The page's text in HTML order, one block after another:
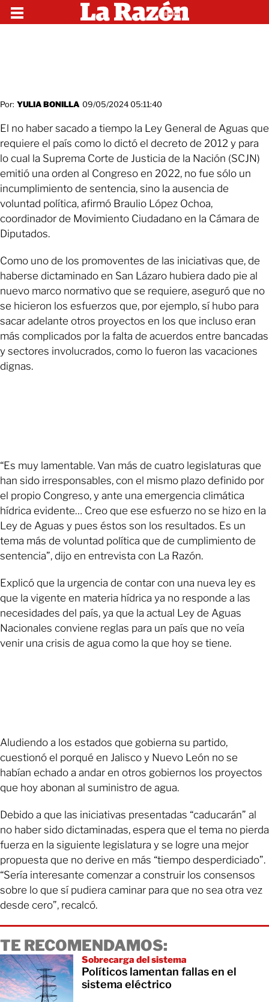
Por: YULIA BONILLA 09/05/2024 05:11:40
El no haber sacado a tiempo la Ley General de Aguas que
requiere el país como lo dictó el decreto de 2012 y para
lo cual la Suprema Corte de Justicia de la Nación (SCJN)
emitió una orden al Congreso en 2022, no fue sólo un
incumplimiento de sentencia, sino la ausencia de
voluntad política, afirmó Braulio López Ochoa,
coordinador de Movimiento Ciudadano en la Cámara de
Diputados.
Como uno de los promoventes de las iniciativas que, de
haberse dictaminado en San Lázaro hubiera dado pie al
nuevo marco normativo que se requiere, aseguró que no
se hicieron los esfuerzos que, por ejemplo, sí hubo para
sacar adelante otros proyectos en los que incluso eran
más complicados por la falta de acuerdos entre bancadas
y sectores involucrados, como lo fueron las vacaciones
dignas.
“Es muy lamentable. Van más de cuatro legislaturas que
han sido irresponsables, con el mismo plazo definido por
el propio Congreso, y ante una emergencia climática
hídrica evidente… Creo que ese esfuerzo no se hizo en la
Ley de Aguas y pues éstos son los resultados. Es un
tema más de voluntad política que de cumplimiento de
sentencia”, dijo en entrevista con La Razón.
Explicó que la urgencia de contar con una nueva ley es
que la vigente en materia hídrica ya no responde a las
necesidades del país, ya que la actual Ley de Aguas
Nacionales conviene reglas para un país que no veía
venir una crisis de agua como la que hoy se tiene.
Aludiendo a los estados que gobierna su partido,
cuestionó el porqué en Jalisco y Nuevo León no se
habían echado a andar en otros gobiernos los proyectos
que hoy abonan al suministro de agua.
Debido a que las iniciativas presentadas “caducarán” al
no haber sido dictaminadas, espera que el tema no pierda
fuerza en la siguiente legislatura y se logre una mejor
propuesta que no derive en más “tiempo desperdiciado”.
“Sería interesante comenzar a construir los consensos
sobre lo que sí pudiera caminar para que no sea otra vez
desde cero”, recalcó.
TE RECOMENDAMOS:
Sobrecarga del sistema
Políticos lamentan fallas en el
sistema eléctrico